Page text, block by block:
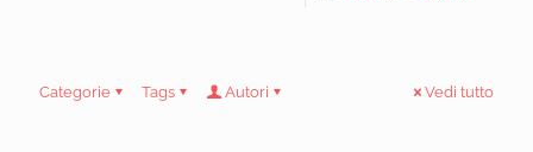
Categorie Tags Autori Vedi tutto